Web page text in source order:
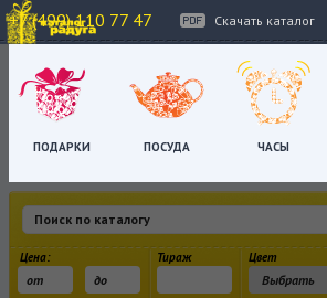
+7 (499) 110 77 47 Скачать каталог
ПОДАРКИ ПОСУДА ЧАСЫ
Цена: Тираж Цвет